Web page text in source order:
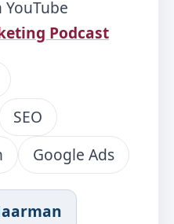
Podcast
SEO
Google Ads